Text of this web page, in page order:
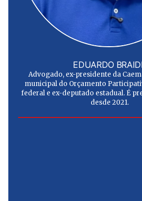
EDUARDO
Advogado, ex-presidente da
municipal do Orçamento
federal e ex-deputado estadual. É
desde 2021.